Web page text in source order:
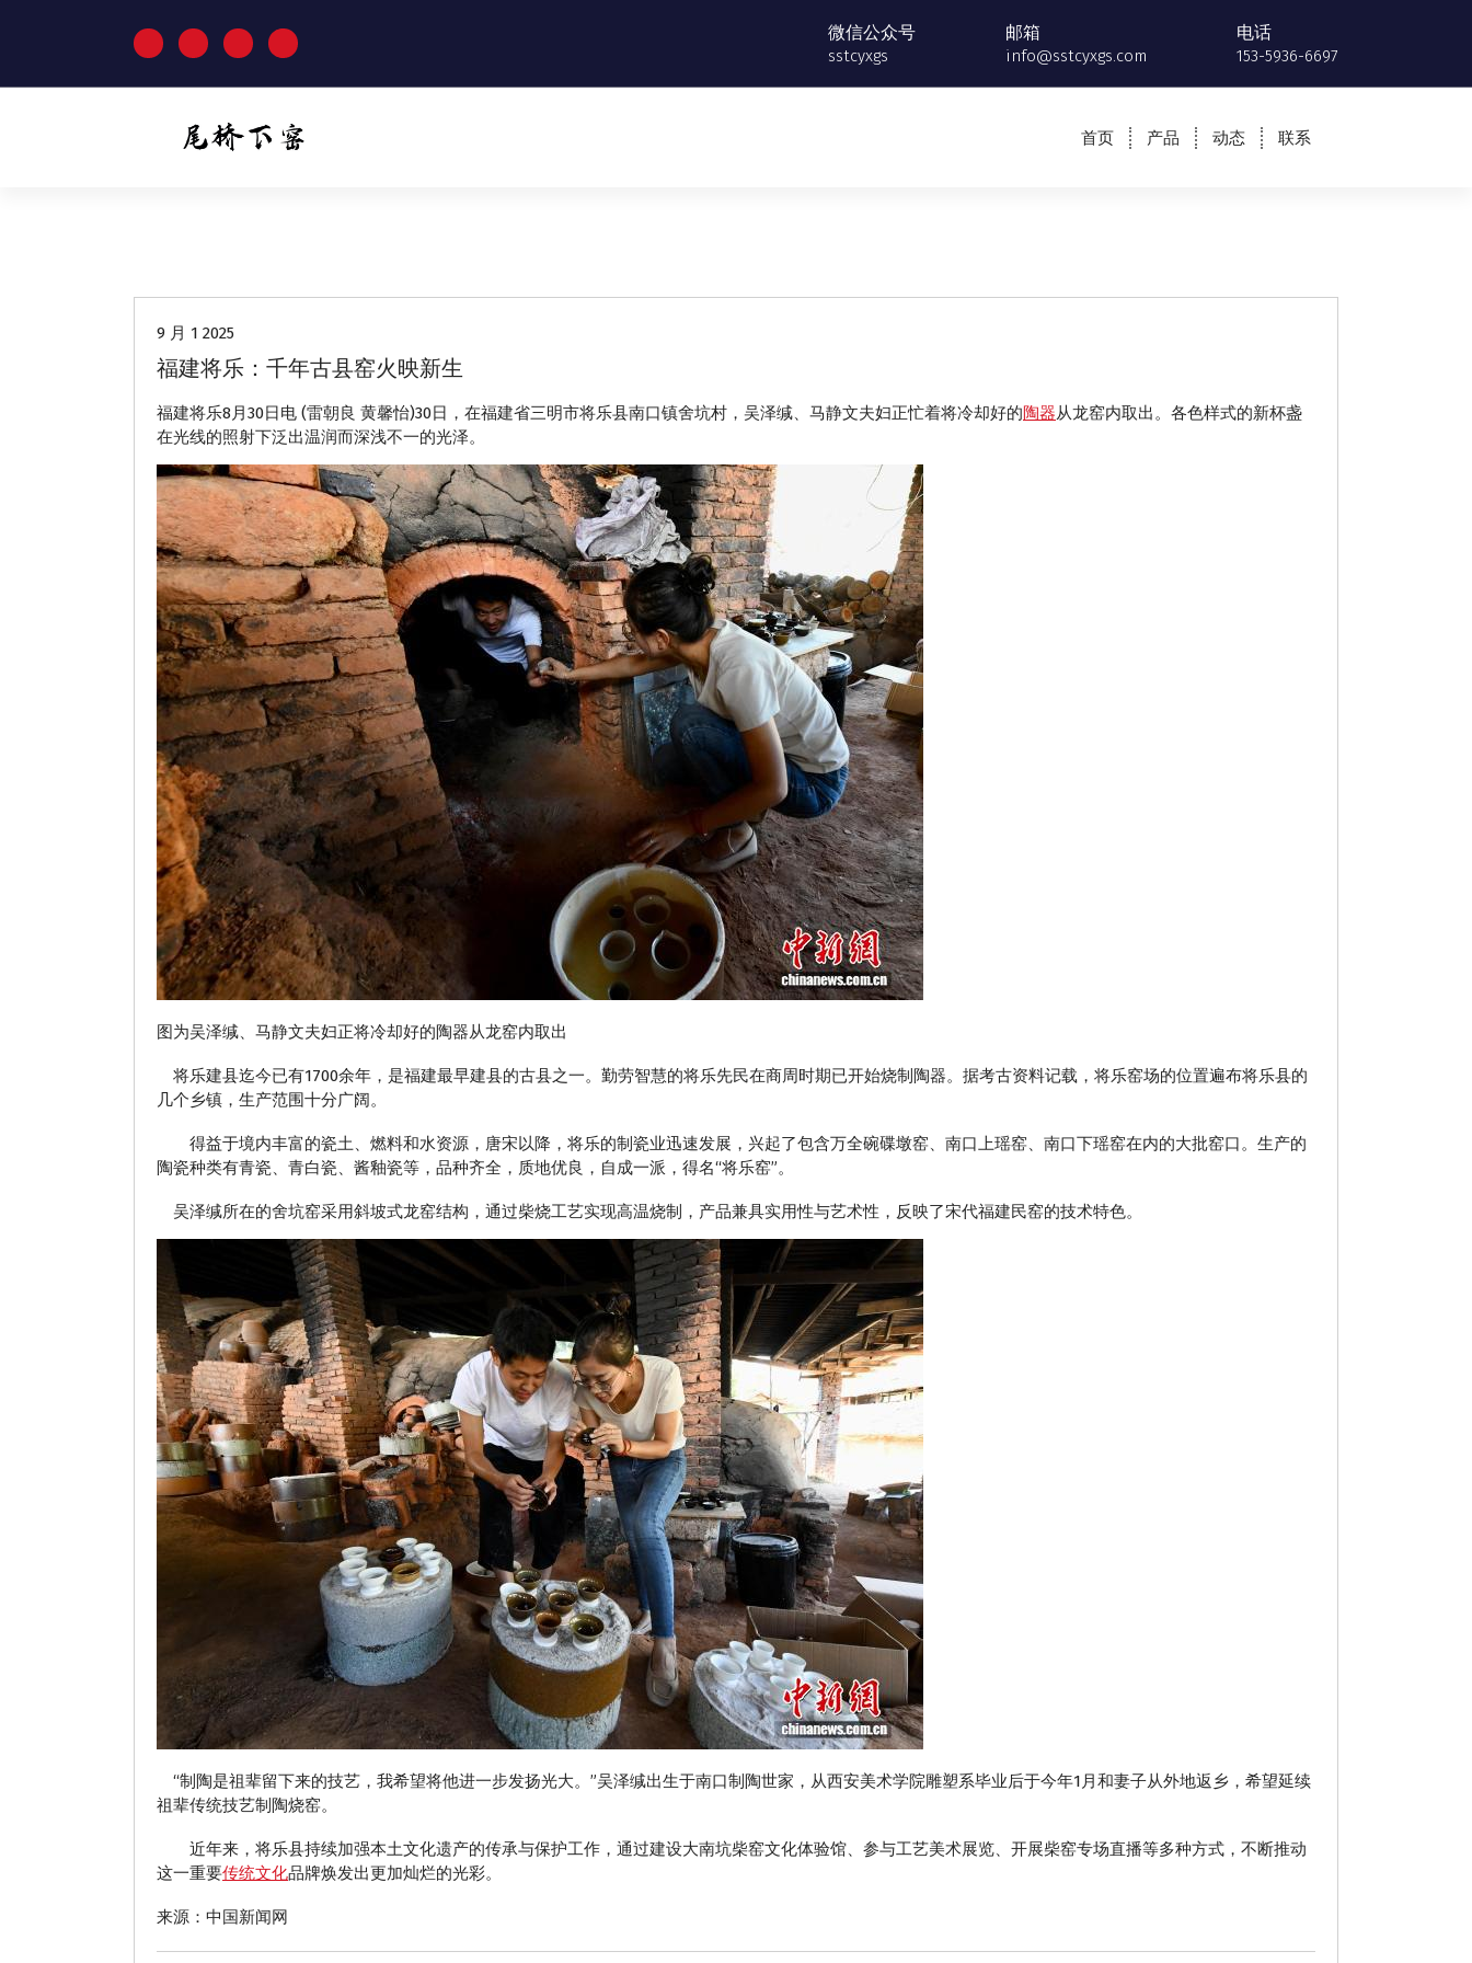
文
微信公众号
sstcyxgs
邮箱
info@sstcyxgs.com
电话
153-5936-6697
首页 产品 动态 联系
9 月 1 2025
福建将乐：千年古县窑火映新生
福建将乐8月30日电 (雷朝良 黄馨怡)30日，在福建省三明市将乐县南口镇舍坑村，吴泽缄、马静文夫妇正忙着将冷却好的陶器从龙窑内取出。各色样式的新杯盏
在光线的照射下泛出温润而深浅不一的光泽。
图为吴泽缄、马静文夫妇正将冷却好的陶器从龙窑内取出
将乐建县迄今已有1700余年，是福建最早建县的古县之一。勤劳智慧的将乐先民在商周时期已开始烧制陶器。据考古资料记载，将乐窑场的位置遍布将乐县的
几个乡镇，生产范围十分广阔。
得益于境内丰富的瓷土、燃料和水资源，唐宋以降，将乐的制瓷业迅速发展，兴起了包含万全碗碟墩窑、南口上瑶窑、南口下瑶窑在内的大批窑口。生产的
陶瓷种类有青瓷、青白瓷、酱釉瓷等，品种齐全，质地优良，自成一派，得名“将乐窑”。
吴泽缄所在的舍坑窑采用斜坡式龙窑结构，通过柴烧工艺实现高温烧制，产品兼具实用性与艺术性，反映了宋代福建民窑的技术特色。
“制陶是祖辈留下来的技艺，我希望将他进一步发扬光大。”吴泽缄出生于南口制陶世家，从西安美术学院雕塑系毕业后于今年1月和妻子从外地返乡，希望延续
祖辈传统技艺制陶烧窑。
近年来，将乐县持续加强本土文化遗产的传承与保护工作，通过建设大南坑柴窑文化体验馆、参与工艺美术展览、开展柴窑专场直播等多种方式，不断推动
这一重要传统文化品牌焕发出更加灿烂的光彩。
来源：中国新闻网